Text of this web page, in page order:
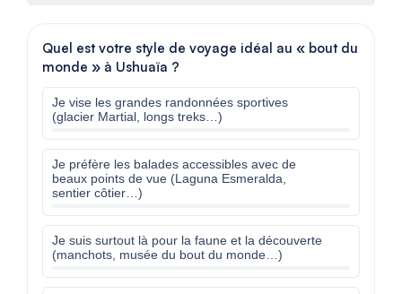
Quel est votre style de voyage idéal au « bout du
monde » à Ushuaïa ?
Je vise les grandes randonnées sportives
(glacier Martial, longs treks…)
Je préfère les balades accessibles avec de
beaux points de vue (Laguna Esmeralda,
sentier côtier…)
Je suis surtout là pour la faune et la découverte
(manchots, musée du bout du monde…)